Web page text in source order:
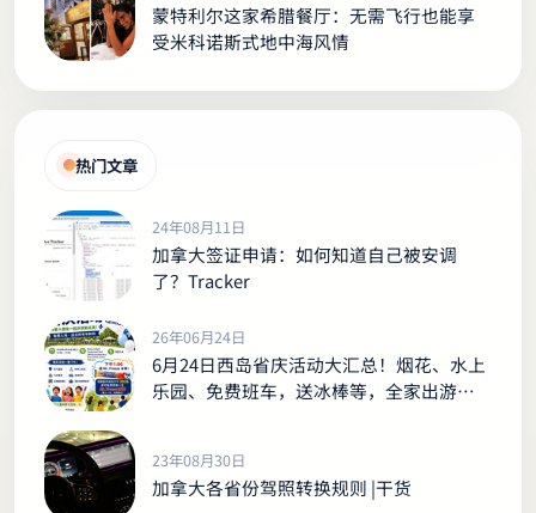
蒙特利尔这家希腊餐厅：无需飞行也能享
受米科诺斯式地中海风情
热门文章
24年08月11日
加拿大签证申请：如何知道自己被安调
了？Tracker
26年06月24日
6月24日西岛省庆活动大汇总！烟花、水上
乐园、免费班车，送冰棒等，全家出游别
23年08月30日
加拿大各省份驾照转换规则 |干货